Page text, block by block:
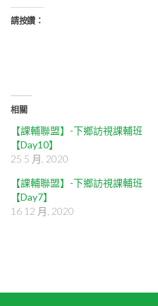
請按讚：
相關
【課輔聯盟】-下鄉訪視課輔班
【Day10】
25 5 月, 2020
【課輔聯盟】-下鄉訪視課輔班
【Day7】
16 12 月, 2020